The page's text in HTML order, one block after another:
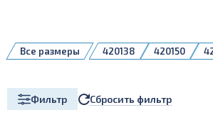
420138 420150
Все размеры
Фильтр Сбросить фильтр